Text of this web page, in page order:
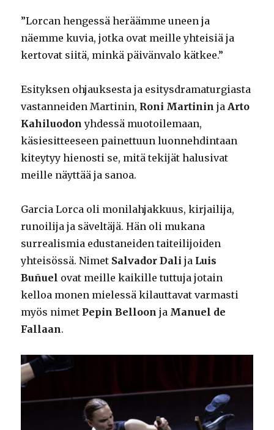
”Lorcan hengessä heräämme uneen ja
näemme kuvia, jotka ovat meille yhteisiä ja
kertovat siitä, minkä päivänvalo kätkee.”
Esityksen ohjauksesta ja esitysdramaturgiasta
vastanneiden Martinin, Roni Martinin jaArto
Kahiluodon yhdessä muotoilemaan,
käsiesitteeseen painettuun luonnehdintaan
kiteytyy hienosti se, mitä tekijät halusivat
meille näyttää ja sanoa.
Garcia Lorca oli monilahjakkuus, kirjailija,
runoilija ja säveltäjä. Hän oli mukana
surrealismia edustaneiden taiteilijoiden
yhteisössä. Nimet Salvador Dali ja Luis
Buñuel ovat meille kaikille tuttuja jotain
kelloa monen mielessä kilauttavat varmasti
myös nimet Pepin Belloon ja Manuel de
Fallaan.